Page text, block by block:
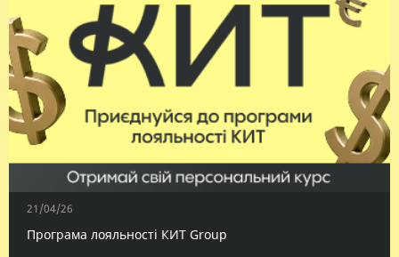
21/04/26
Програма лояльності КИТ Group